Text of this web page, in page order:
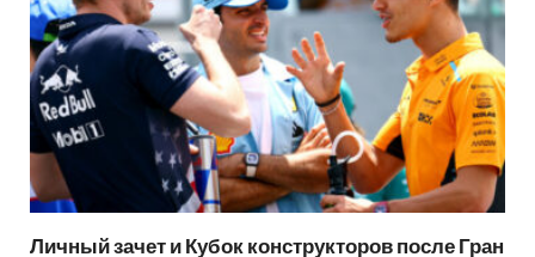
Личный зачет и Кубок конструкторов после Гран